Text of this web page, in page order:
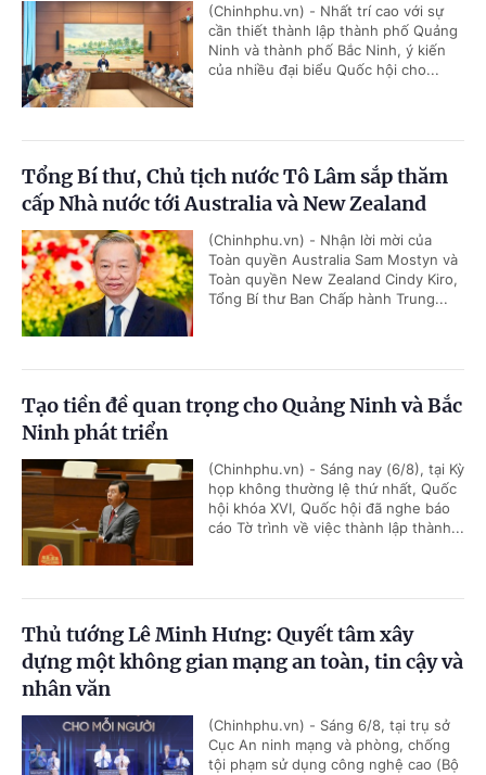
(Chinhphu.vn) - Nhất trí cao với sự
cần thiết thành lập thành phố Quảng
Ninh và thành phố Bắc Ninh, ý kiến
của nhiều đại biểu Quốc hội cho...
Tổng Bí thư, Chủ tịch nước Tô Lâm sắp thăm
cấp Nhà nước tới Australia và New Zealand
(Chinhphu.vn) - Nhận lời mời của
Toàn quyền Australia Sam Mostyn và
Toàn quyền New Zealand Cindy Kiro,
Tổng Bí thư Ban Chấp hành Trung...
Tạo tiền đề quan trọng cho Quảng Ninh và Bắc
Ninh phát triển
(Chinhphu.vn) - Sáng nay (6/8), tại Kỳ
họp không thường lệ thứ nhất, Quốc
hội khóa XVI, Quốc hội đã nghe báo
cáo Tờ trình về việc thành lập thành...
Thủ tướng Lê Minh Hưng: Quyết tâm xây
dựng một không gian mạng an toàn, tin cậy và
nhân văn
(Chinhphu.vn) - Sáng 6/8, tại trụ sở
Cục An ninh mạng và phòng, chống
tội phạm sử dụng công nghệ cao (Bộ